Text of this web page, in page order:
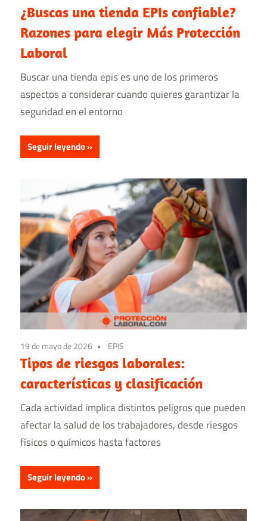
¿Buscas una tienda EPIs confiable?
Razones para elegir Más Protección
Laboral
Buscar una tienda epis es uno de los primeros
aspectos a considerar cuando quieres garantizar la
seguridad en el entorno
Seguir leyendo
19 de mayo de 2026 EPIS
Tipos de riesgos laborales​:
características y clasificación
Cada actividad implica distintos peligros que pueden
afectar la salud de los trabajadores, desde riesgos
físicos o químicos hasta factores
Seguir leyendo